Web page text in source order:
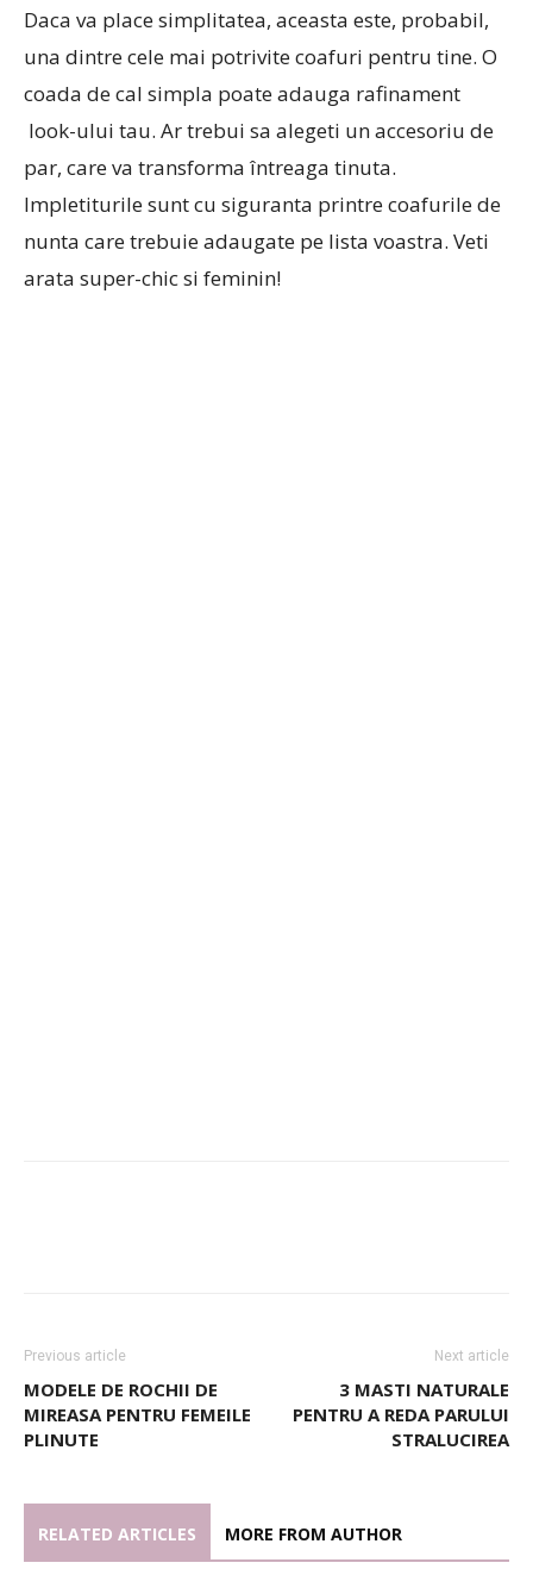
Daca va place simplitatea, aceasta este, probabil,
una dintre cele mai potrivite coafuri pentru tine. O
coada de cal simpla poate adauga rafinament
look-ului tau. Ar trebui sa alegeti un accesoriu de
par, care va transforma întreaga tinuta.
Impletiturile sunt cu siguranta printre coafurile de
nunta care trebuie adaugate pe lista voastra. Veti
arata super-chic si feminin!
Previous article
MODELE DE ROCHII DE
MIREASA PENTRU FEMEILE
PLINUTE
Next article
3 MASTI NATURALE
PENTRU A REDA PARULUI
STRALUCIREA
RELATED ARTICLES MORE FROM AUTHOR